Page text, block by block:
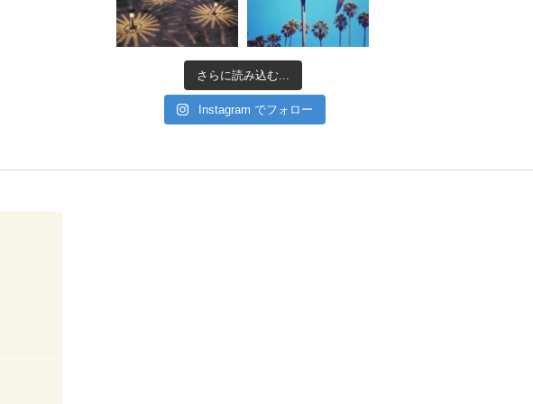
さらに読み込む...
Instagram でフォロー